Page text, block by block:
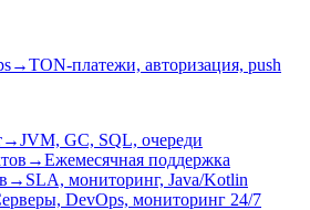
→TON-платежи, авторизация, push
→JVM, GC, SQL, очереди
→Ежемесячная поддержка
→ SLA, мониторинг, Java/Kotlin
DevOps, мониторинг 24/7